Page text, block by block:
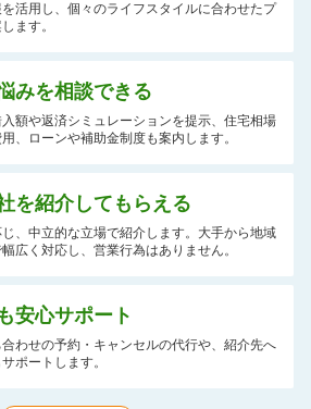
活用し、個々のライフスタイルに合わせたプ
ます。
みを相談できる
額や返済シミュレーションを提示、住宅相場
、ローンや補助金制度も案内します。
を紹介してもらえる
、中立的な立場で紹介します。大手から地域
広く対応し、営業行為はありません。
安心サポート
合わせの予約・キャンセルの代行や、紹介先へ
ポートします。